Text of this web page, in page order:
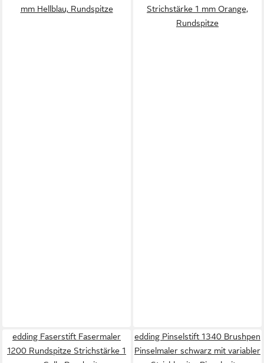
mm Hellblau, Rundspitze
Strichstärke 1 mm Orange,
Rundspitze
edding Faserstift Fasermaler
1200 Rundspitze Strichstärke 1
edding Pinselstift 1340 Brushpen
Pinselmaler schwarz mit variabler